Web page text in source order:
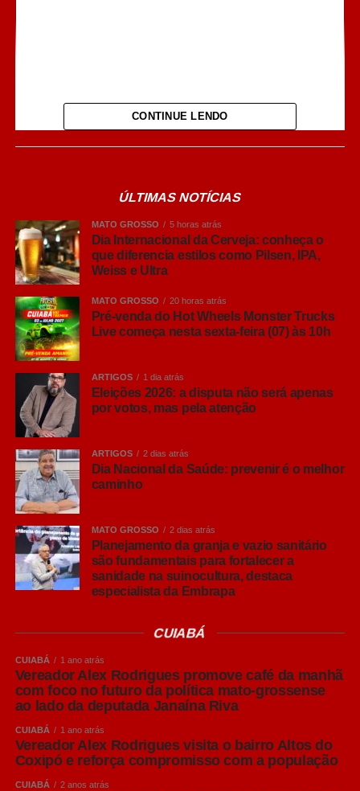
Ver essa foto no Instagram
COMENTE ABAIXO:
Leia Também:
atuantes no combate à violência
doméstica podem concorrer a
prêmio
CONTINUE LENDO
ÚLTIMAS NOTÍCIAS
MATO GROSSO 5 horas atrás
Dia Internacional da Cerveja: conheça o
que diferencia estilos como Pilsen, IPA,
Weiss e Ultra
MATO GROSSO 20 horas atrás
Pré-venda do Hot Wheels Monster Trucks
Live começa nesta sexta-feira (07) às 10h
ARTIGOS 1 dia atrás
Eleições 2026: a disputa não será apenas
por votos, mas pela atenção
ARTIGOS 2 dias atrás
Dia Nacional da Saúde: prevenir é o melhor
caminho
MATO GROSSO 2 dias atrás
Planejamento da granja e vazio sanitário
são fundamentais para fortalecer a
sanidade na suinocultura, destaca
especialista da Embrapa
CUIABÁ
CUIABÁ 1 ano atrás
Vereador Alex Rodrigues promove café da manhã
com foco no futuro da política mato-grossense
ao lado da deputada Janaína Riva
CUIABÁ 1 ano atrás
Vereador Alex Rodrigues visita o bairro Altos do
Coxipó e reforça compromisso com a população
CUIABÁ 2 anos atrás